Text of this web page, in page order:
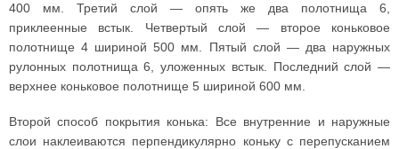
400 мм. Третий слой — опять же два полотнища 6,
приклеенные встык. Четвертый слой — второе коньковое
полотнище 4 шириной 500 мм. Пятый слой — два наружных
рулонных полотнища 6, уложенных встык. Последний слой —
верхнее коньковое полотнище 5 шириной 600 мм.
Второй способ покрытия конька: Все внутренние и наружные
слои наклеиваются перпендикулярно коньку с перепусканием